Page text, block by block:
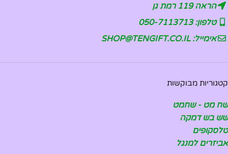
הראה 119 רמת גן
טלפון: 050-7113713
אימייל: SHOP@TENGIFT.CO.IL
קטגוריות מבוקשות
שח מט - שחמט
שש בש דמקה
טלסקופים
אביזרים למנגל